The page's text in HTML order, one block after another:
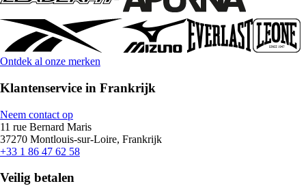
Ontdek al onze merken
Klantenservice in Frankrijk
Neem contact op
11 rue Bernard Maris
37270 Montlouis-sur-Loire, Frankrijk
+33 1 86 47 62 58
Veilig betalen